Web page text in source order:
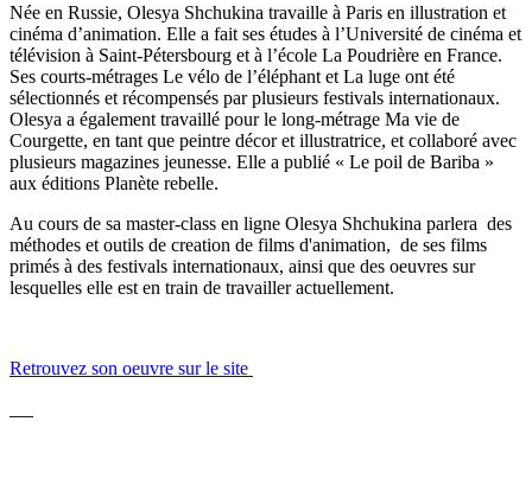
Née en Russie, Olesya Shchukina travaille à Paris en illustration et
cinéma d’animation. Elle a fait ses études à l’Université de cinéma et
télévision à Saint-Pétersbourg et à l’école La Poudrière en France.
Ses courts-métrages Le vélo de l’éléphant et La luge ont été
sélectionnés et récompensés par plusieurs festivals internationaux.
Olesya a également travaillé pour le long-métrage Ma vie de
Courgette, en tant que peintre décor et illustratrice, et collaboré avec
plusieurs magazines jeunesse. Elle a publié « Le poil de Bariba »
aux éditions Planète rebelle.
Au cours de sa master-class en ligne Olesya Shchukina parlera des
méthodes et outils de creation de films d'animation, de ses films
primés à des festivals internationaux, ainsi que des oeuvres sur
lesquelles elle est en train de travailler actuellement.
Retrouvez son oeuvre sur le site